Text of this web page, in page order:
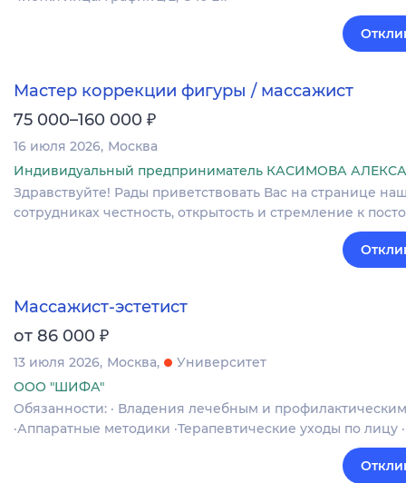
Мастер коррекции фигуры / массажист
75 000–160 000 ₽
16 июля 2026 Москва
Индивидуальный предприниматель КАСИМОВА
Здравствуйте! Рады приветствовать Вас на странице
сотрудниках честность, открытость и стремление к
Массажист-эстетист
от 86 000 ₽
13 июля 2026 Москва
Университет
ООО "ШИФА"
Обязанности: · Владения лечебным и
·Аппаратные методики ·Терапевтические уходы по